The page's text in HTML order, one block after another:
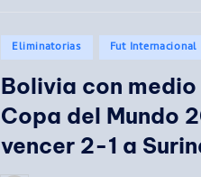
Publicado
Eliminatorias Fut Internacional
Bolivia con
Copa del Mundo
vencer 2-1 a